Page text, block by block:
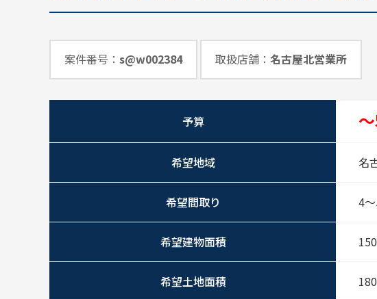
案件番号： s@w002384 取扱店舗： 名古屋北営業所
予算
希望地域 名
希望間取り 4
希望建物面積
希望土地面積